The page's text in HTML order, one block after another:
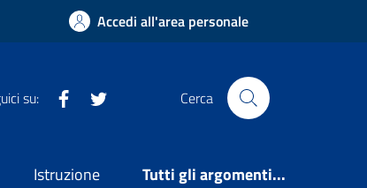
Accedi all'area personale
su: Facebook Cerca
Istruzione Tutti gli argomenti...